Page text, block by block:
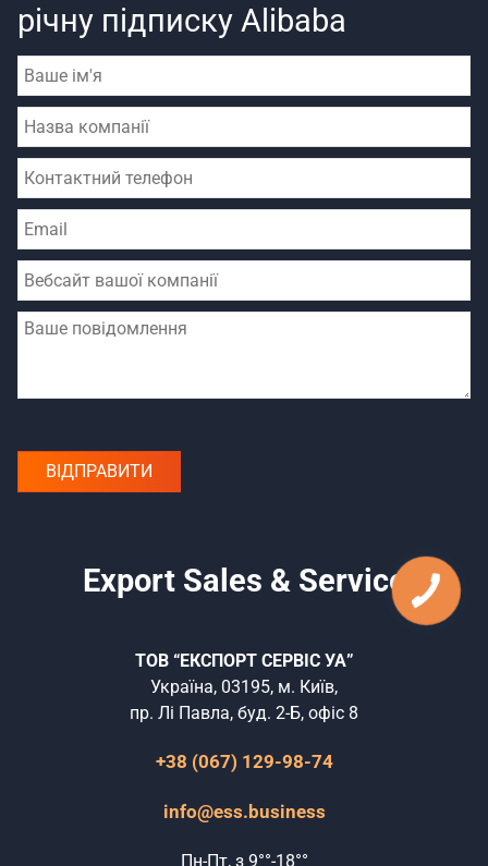
річну підписку Alibaba
Export Sales & Service
ТОВ “ЕКСПОРТ СЕРВІС УА”
Україна, 03195, м. Київ,
пр. Лі Павла, буд. 2-Б, офіс 8
+38 (067) 129-98-74
info@ess.business
Пн-Пт, з 9°°-18°°